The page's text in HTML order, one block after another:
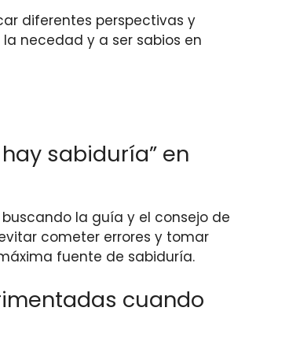
diferentes perspectivas y
necedad y a ser sabios en
sabiduría” en
la guía y el consejo de
cometer errores y tomar
fuente de sabiduría.
cuando